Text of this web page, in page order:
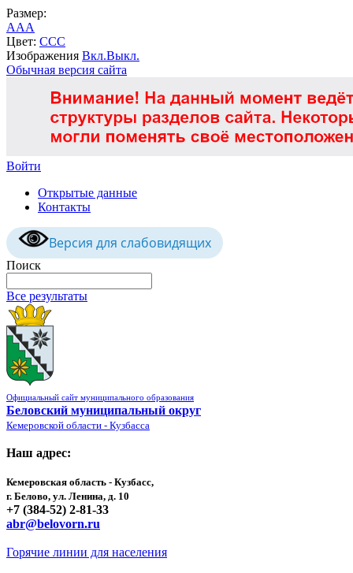
Размер:
AAA
Цвет: CCC
Изображения Вкл.Выкл.
Обычная версия сайта
Войти
Открытые данные
Контакты
Версия для слабовидящих
Поиск
Все результаты
Официальный сайт муниципального образования
Беловский муниципальный округ
Кемеровской области - Кузбасса
Наш адрес:
Кемеровская область - Кузбасс,
г. Белово, ул. Ленина, д. 10
+7 (384-52) 2-81-33
abr@belovorn.ru
Горячие линии для населения